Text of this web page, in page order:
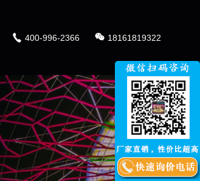
400-996-2366 18161819322